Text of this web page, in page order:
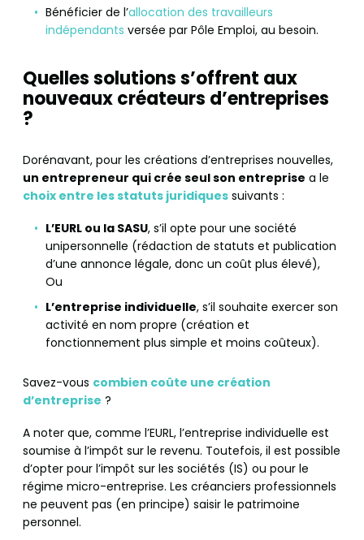
Bénéficier de l’allocation des travailleurs
indépendants versée par Pôle Emploi, au besoin.
Quelles solutions s’offrent aux
nouveaux créateurs d’entreprises
?
Dorénavant, pour les créations d’entreprises nouvelles,
un entrepreneur qui crée seul son entreprise a le
choix entre les statuts juridiques suivants :
L’EURL ou la SASU, s’il opte pour une société
unipersonnelle (rédaction de statuts et publication
d’une annonce légale, donc un coût plus élevé),
Ou
L’entreprise individuelle, s’il souhaite exercer son
activité en nom propre (création et
fonctionnement plus simple et moins coûteux).
Savez-vous combien coûte une création
d’entreprise ?
A noter que, comme l’EURL, l’entreprise individuelle est
soumise à l’impôt sur le revenu. Toutefois, il est possible
d’opter pour l’impôt sur les sociétés (IS) ou pour le
régime micro-entreprise. Les créanciers professionnels
ne peuvent pas (en principe) saisir le patrimoine
personnel.